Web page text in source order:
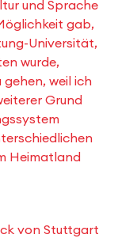
und Sprache
gab,
Universität,
wurde,
gehen, weil ich
Grund
Heimatland
von Stuttgart